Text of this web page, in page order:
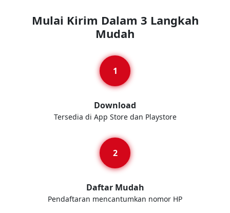
Mulai Kirim Dalam 3 Langkah
Mudah
Download
Tersedia di App Store dan Playstore
Daftar Mudah
Pendaftaran mencantumkan nomor HP